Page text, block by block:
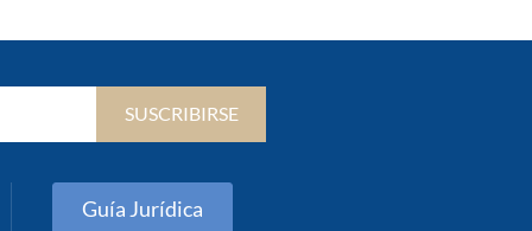
SUSCRIBIRSE
Guía Jurídica